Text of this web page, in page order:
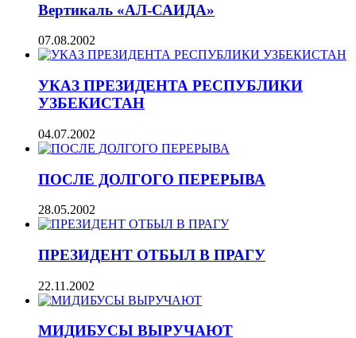
Вертикаль «АЛ-САИДА»
07.08.2002
УКАЗ ПРЕЗИДЕНТА РЕСПУБЛИКИ
УЗБЕКИСТАН
04.07.2002
ПОСЛЕ ДОЛГОГО ПЕРЕРЫВА
28.05.2002
ПРЕЗИДЕНТ ОТБЫЛ В ПРАГУ
22.11.2002
МИДИБУСЫ ВЫРУЧАЮТ